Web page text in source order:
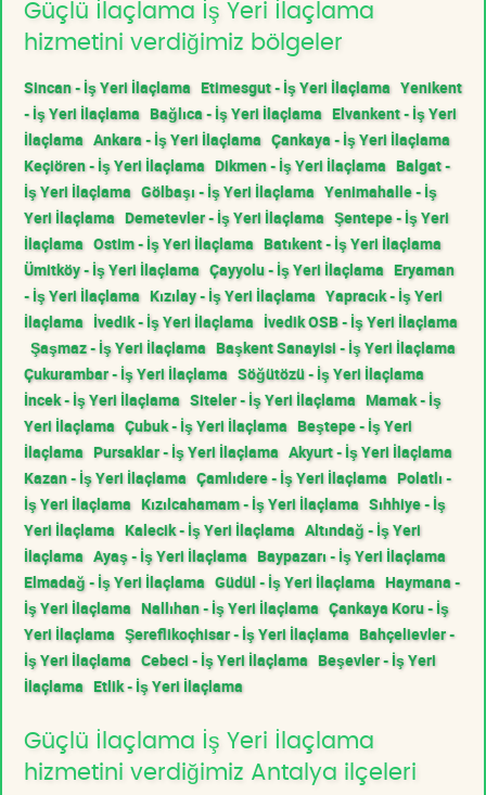
Güçlü İlaçlama İş Yeri İlaçlama
hizmetini verdiğimiz bölgeler
Sincan - İş Yeri İlaçlama Etimesgut - İş Yeri İlaçlama Yenikent
- İş Yeri İlaçlama Bağlıca - İş Yeri İlaçlama Elvankent - İş Yeri
İlaçlama Ankara - İş Yeri İlaçlama Çankaya - İş Yeri İlaçlama
Keçiören - İş Yeri İlaçlama Dikmen - İş Yeri İlaçlama Balgat -
İş Yeri İlaçlama Gölbaşı - İş Yeri İlaçlama Yenimahalle - İş
Yeri İlaçlama Demetevler - İş Yeri İlaçlama Şentepe - İş Yeri
İlaçlama Ostim - İş Yeri İlaçlama Batıkent - İş Yeri İlaçlama
Ümitköy - İş Yeri İlaçlama Çayyolu - İş Yeri İlaçlama Eryaman
- İş Yeri İlaçlama Kızılay - İş Yeri İlaçlama Yapracık - İş Yeri
İlaçlama İvedik - İş Yeri İlaçlama İvedik OSB - İş Yeri İlaçlama
Şaşmaz - İş Yeri İlaçlama Başkent Sanayisi - İş Yeri İlaçlama
Çukurambar - İş Yeri İlaçlama Söğütözü - İş Yeri İlaçlama
İncek - İş Yeri İlaçlama Siteler - İş Yeri İlaçlama Mamak - İş
Yeri İlaçlama Çubuk - İş Yeri İlaçlama Beştepe - İş Yeri
İlaçlama Pursaklar - İş Yeri İlaçlama Akyurt - İş Yeri İlaçlama
Kazan - İş Yeri İlaçlama Çamlıdere - İş Yeri İlaçlama Polatlı -
İş Yeri İlaçlama Kızılcahamam - İş Yeri İlaçlama Sıhhiye - İş
Yeri İlaçlama Kalecik - İş Yeri İlaçlama Altındağ - İş Yeri
İlaçlama Ayaş - İş Yeri İlaçlama Baypazarı - İş Yeri İlaçlama
Elmadağ - İş Yeri İlaçlama Güdül - İş Yeri İlaçlama Haymana -
İş Yeri İlaçlama Nallıhan - İş Yeri İlaçlama Çankaya Koru - İş
Yeri İlaçlama Şereflikoçhisar - İş Yeri İlaçlama Bahçelievler -
İş Yeri İlaçlama Cebeci - İş Yeri İlaçlama Beşevler - İş Yeri
İlaçlama Etlik - İş Yeri İlaçlama
Güçlü İlaçlama İş Yeri İlaçlama
hizmetini verdiğimiz Antalya ilçeleri